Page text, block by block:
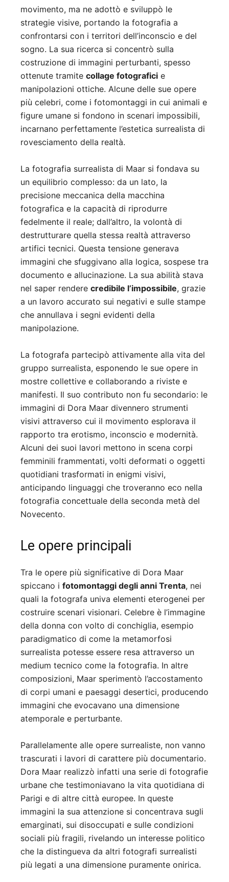
movimento, ma ne adottò e sviluppò le
strategie visive, portando la fotografia a
confrontarsi con i territori dell’inconscio e del
sogno. La sua ricerca si concentrò sulla
costruzione di immagini perturbanti, spesso
ottenute tramite collage fotografici e
manipolazioni ottiche. Alcune delle sue opere
più celebri, come i fotomontaggi in cui animali e
figure umane si fondono in scenari impossibili,
incarnano perfettamente l’estetica surrealista di
rovesciamento della realtà.
La fotografia surrealista di Maar si fondava su
un equilibrio complesso: da un lato, la
precisione meccanica della macchina
fotografica e la capacità di riprodurre
fedelmente il reale; dall’altro, la volontà di
destrutturare quella stessa realtà attraverso
artifici tecnici. Questa tensione generava
immagini che sfuggivano alla logica, sospese tra
documento e allucinazione. La sua abilità stava
nel saper rendere credibile l’impossibile, grazie
a un lavoro accurato sui negativi e sulle stampe
che annullava i segni evidenti della
manipolazione.
La fotografa partecipò attivamente alla vita del
gruppo surrealista, esponendo le sue opere in
mostre collettive e collaborando a riviste e
manifesti. Il suo contributo non fu secondario: le
immagini di Dora Maar divennero strumenti
visivi attraverso cui il movimento esplorava il
rapporto tra erotismo, inconscio e modernità.
Alcuni dei suoi lavori mettono in scena corpi
femminili frammentati, volti deformati o oggetti
quotidiani trasformati in enigmi visivi,
anticipando linguaggi che troveranno eco nella
fotografia concettuale della seconda metà del
Novecento.
Le opere principali
Tra le opere più significative di Dora Maar
spiccano i fotomontaggi degli anni Trenta, nei
quali la fotografa univa elementi eterogenei per
costruire scenari visionari. Celebre è l’immagine
della donna con volto di conchiglia, esempio
paradigmatico di come la metamorfosi
surrealista potesse essere resa attraverso un
medium tecnico come la fotografia. In altre
composizioni, Maar sperimentò l’accostamento
di corpi umani e paesaggi desertici, producendo
immagini che evocavano una dimensione
atemporale e perturbante.
Parallelamente alle opere surrealiste, non vanno
trascurati i lavori di carattere più documentario.
Dora Maar realizzò infatti una serie di fotografie
urbane che testimoniavano la vita quotidiana di
Parigi e di altre città europee. In queste
immagini la sua attenzione si concentrava sugli
emarginati, sui disoccupati e sulle condizioni
sociali più fragili, rivelando un interesse politico
che la distingueva da altri fotografi surrealisti
più legati a una dimensione puramente onirica.